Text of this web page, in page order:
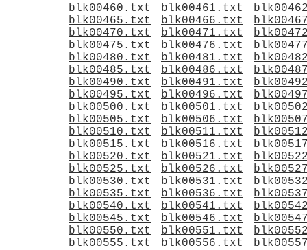
blk00460.txt
blk00461.txt
blk00465.txt
blk00466.txt
blk00470.txt
blk00471.txt
blk00475.txt
blk00476.txt
blk00480.txt
blk00481.txt
blk00485.txt
blk00486.txt
blk00490.txt
blk00491.txt
blk00495.txt
blk00496.txt
blk00500.txt
blk00501.txt
blk00505.txt
blk00506.txt
blk00510.txt
blk00511.txt
blk00515.txt
blk00516.txt
blk00520.txt
blk00521.txt
blk00525.txt
blk00526.txt
blk00530.txt
blk00531.txt
blk00535.txt
blk00536.txt
blk00540.txt
blk00541.txt
blk00545.txt
blk00546.txt
blk00550.txt
blk00551.txt
blk00555.txt
blk00556.txt